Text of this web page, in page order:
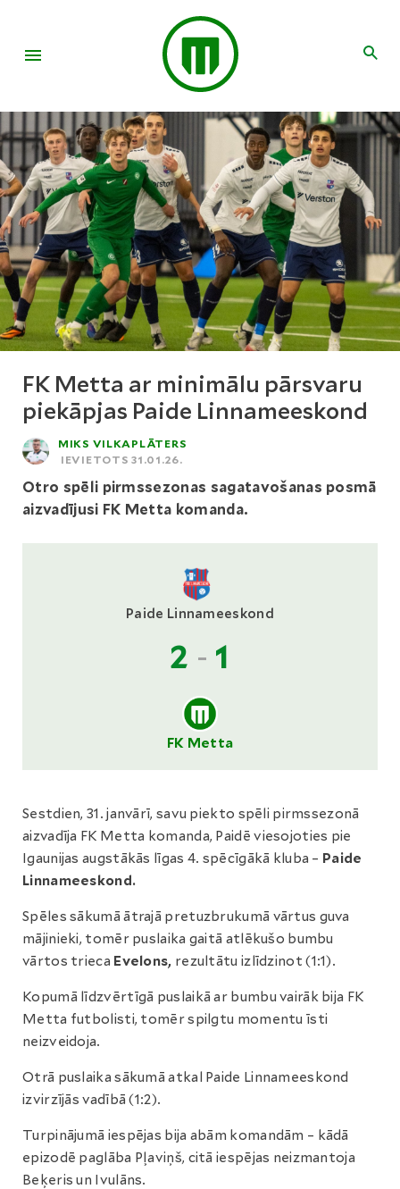
FK Metta ar minimālu pārsvaru
piekāpjas Paide Linnameeskond
MIKS VILKAPLĀTERS
IEVIETOTS 31.01.26.
Otro spēli pirmssezonas sagatavošanas posmā
aizvadījusi FK Metta komanda.
Paide Linnameeskond
2 - 1
FK Metta
Sestdien, 31. janvārī, savu piekto spēli pirmssezonā
aizvadīja FK Metta komanda, Paidē viesojoties pie
Igaunijas augstākās līgas 4. spēcīgākā kluba – Paide
Linnameeskond.
Spēles sākumā ātrajā pretuzbrukumā vārtus guva
mājinieki, tomēr puslaika gaitā atlēkušo bumbu
vārtos trieca Evelons, rezultātu izlīdzinot (1:1).
Kopumā līdzvērtīgā puslaikā ar bumbu vairāk bija FK
Metta futbolisti, tomēr spilgtu momentu īsti
neizveidoja.
Otrā puslaika sākumā atkal Paide Linnameeskond
izvirzījās vadībā (1:2).
Turpinājumā iespējas bija abām komandām – kādā
epizodē paglāba Pļaviņš, citā iespējas neizmantoja
Beķeris un Ivulāns.